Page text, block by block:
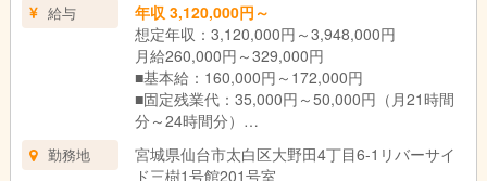
給与
年収 3,120,000円～
想定年収：3,120,000円～3,948,000円
月給260,000円～329,000円
■基本給：160,000円～172,000円
■固定残業代：35,000円～50,000円（月21時間
分～24時間分）
諸手当：65,000円～107,000円
勤務地
宮城県仙台市太白区大野田4丁目6-1リバーサイ
ド三樹1号館201号室